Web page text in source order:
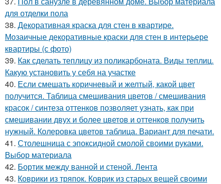
для отделки пола
38. Декоративная краска для стен в квартире.
Мозаичные декоративные краски для стен в интерьере
квартиры (с фото)
39. Как сделать теплицу из поликарбоната. Виды теплиц.
Какую установить у себя на участке
40. Если смешать коричневый и желтый, какой цвет
получится. Таблица смешивания цветов / смешивания
красок / синтеза оттенков позволяет узнать, как при
смешивании двух и более цветов и оттенков получить
нужный. Колеровка цветов таблица. Вариант для печати.
41. Столешница с эпоксидной смолой своими руками.
Выбор материала
42. Бортик между ванной и стеной. Лента
43. Коврики из тряпок. Коврик из старых вещей своими